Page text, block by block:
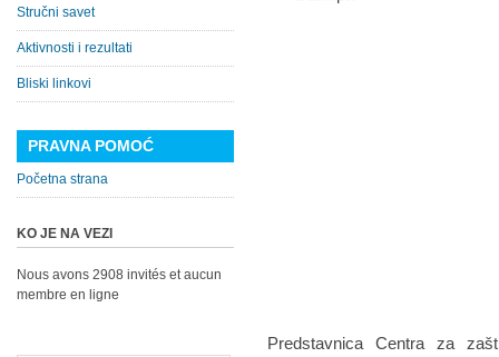
Predstavnica Centra za
Stručni savet
Aktivnosti i rezultati
Bliski linkovi
PRAVNA POMOĆ
Početna strana
KO JE NA VEZI
Nous avons 2908 invités et aucun
membre en ligne